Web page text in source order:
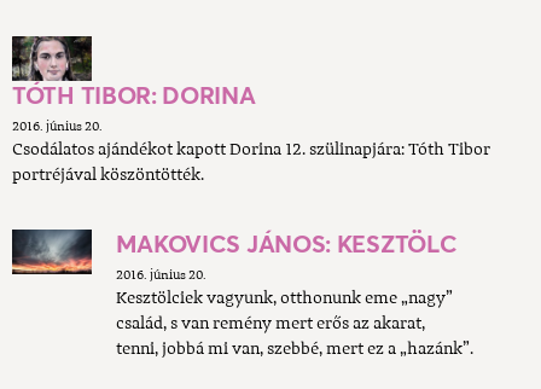
TÓTH TIBOR: DORINA
2016. június 20.
Csodálatos ajándékot kapott Dorina 12. szülinapjára: Tóth Tibor
portréjával köszöntötték.
MAKOVICS JÁNOS: KESZTÖLC
2016. június 20.
Kesztölciek vagyunk, otthonunk eme „nagy”
család, s van remény mert erős az akarat,
tenni, jobbá mi van, szebbé, mert ez a „hazánk”.